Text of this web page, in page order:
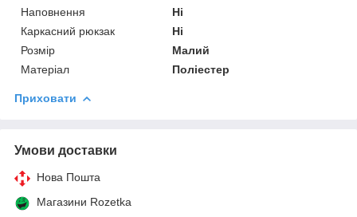
Наповнення
Ні
Каркасний рюкзак
Ні
Розмір
Малий
Матеріал
Поліестер
Приховати
Умови доставки
Нова Пошта
Магазини Rozetka